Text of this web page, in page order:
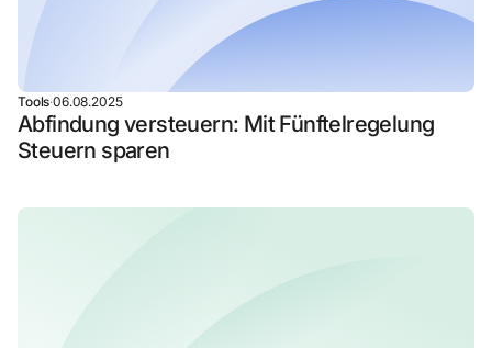
Tools·06.08.2025
Abfindung versteuern: Mit Fünftelregelung
Steuern sparen